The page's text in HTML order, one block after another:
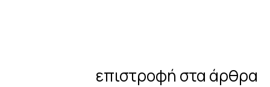
επιστροφή στα άρθρα